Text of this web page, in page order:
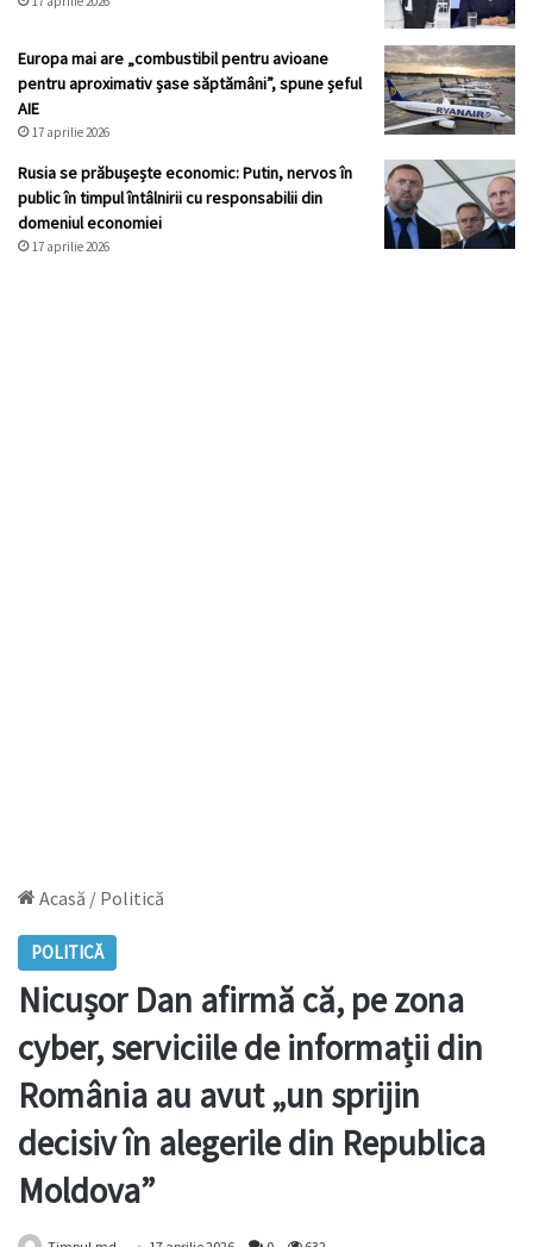
Europa mai are „combustibil pentru avioane
pentru aproximativ șase săptămâni”, spune șeful
AIE
17 aprilie 2026
Rusia se prăbușește economic: Putin, nervos în
public în timpul întâlnirii cu responsabilii din
domeniul economiei
17 aprilie 2026